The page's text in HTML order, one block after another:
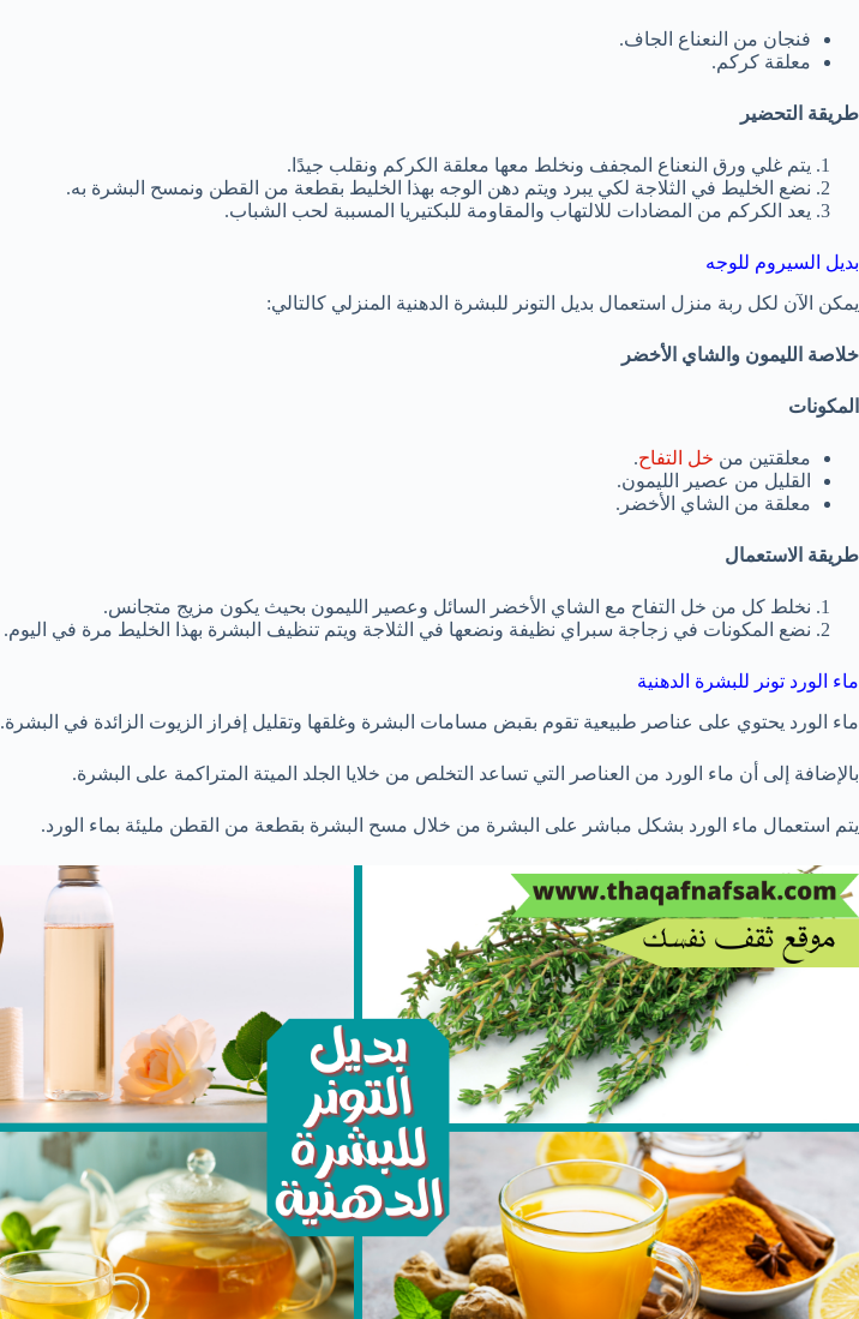
فنجان من النعناع الجاف.
معلقة كركم.
طريقة التحضير
يتم غلي ورق النعناع المجفف ونخلط معها معلقة الكركم ونقلب جيدًا.
نضع الخليط في الثلاجة لكي يبرد ويتم دهن الوجه بهذا الخليط بقطعة من القطن ونمسح البشرة به.
يعد الكركم من المضادات للالتهاب والمقاومة للبكتيريا المسببة لحب الشباب.
بديل السيروم للوجه
يمكن الآن لكل ربة منزل استعمال بديل التونر للبشرة الدهنية المنزلي كالتالي:
خلاصة الليمون والشاي الأخضر
المكونات
معلقتين من خل التفاح.
القليل من عصير الليمون.
معلقة من الشاي الأخضر.
طريقة الاستعمال
نخلط كل من خل التفاح مع الشاي الأخضر السائل وعصير الليمون بحيث يكون مزيج متجانس.
نضع المكونات في زجاجة سبراي نظيفة ونضعها في الثلاجة ويتم تنظيف البشرة بهذا الخليط مرة في اليوم.
ماء الورد تونر للبشرة الدهنية
ماء الورد يحتوي على عناصر طبيعية تقوم بقبض مسامات البشرة وغلقها وتقليل إفراز الزيوت الزائدة في البشرة.
بالإضافة إلى أن ماء الورد من العناصر التي تساعد التخلص من خلايا الجلد الميتة المتراكمة على البشرة.
يتم استعمال ماء الورد بشكل مباشر على البشرة من خلال مسح البشرة بقطعة من القطن مليئة بماء الورد.